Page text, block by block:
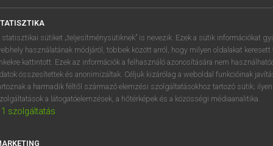
uniós terminológiai szótár
VAN ELŐFIZETÉSED?
előfizetésem a teljes szócikk
NINCS ELŐFIZETÉSED?
statisztikai sütiket „teljesítménysütiknek” is nevezik. Ezek a sütik információkat
használatának módjáról, többek között arról, hogy milyen oldalakat keresett
kattintott. Ezek az információk a felhasználó azonosítására nem
összesítettek és anonimizáltak. Céljuk kizárólag a weboldal funkcióinak
a harmadik féltől származó elemzési szolgáltatásokhoz tartozó sütik;
a látogatóelemzések, a hőtérképek és a közösségi médiaanalitika.
1 szolgáltatás
1 2 3 4 5 6 7 8 9
q w e r t z u i
a s d f g h j k l é
í y x c v b n m , .